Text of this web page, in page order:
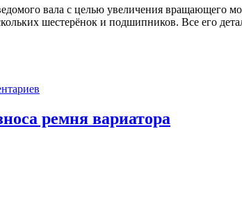
вала с целью увеличения вращающего
шестерёнок и подшипников. Все его
ремня вариатора